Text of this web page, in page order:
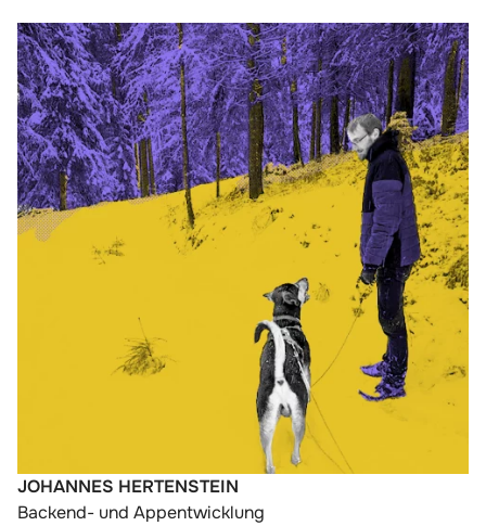
JOHANNES HERTENSTEIN
Backend- und Appentwicklung